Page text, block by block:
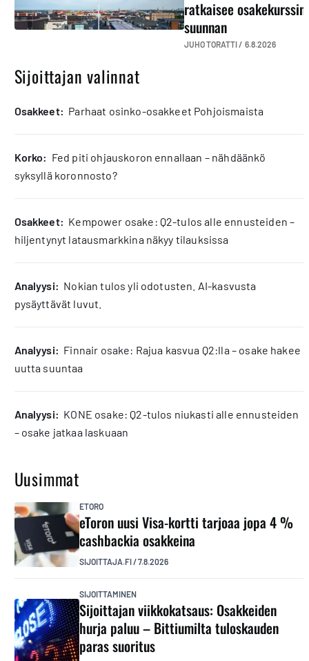
ratkaisee osakekurssin
suunnan
JUHO TORATTI / 6.8.2026
Sijoittajan valinnat
osakkeet: Parhaat osinko-osakkeet Pohjoismaista
korko: Fed piti ohjauskoron ennallaan – nähdäänkö
syksyllä koronnosto?
osakkeet: Kempower osake: Q2-tulos alle ennusteiden –
hiljentynyt latausmarkkina näkyy tilauksissa
analyysi: Nokian tulos yli odotusten. AI-kasvusta
pysäyttävät luvut.
analyysi: Finnair osake: Rajua kasvua Q2:lla – osake hakee
uutta suuntaa
analyysi: KONE osake: Q2-tulos niukasti alle ennusteiden
– osake jatkaa laskuaan
Uusimmat
ETORO
eToron uusi Visa-kortti tarjoaa jopa 4 %
cashbackia osakkeina
SIJOITTAJA.FI/7.8.2026
SIJOITTAMINEN
Sijoittajan viikkokatsaus: Osakkeiden
hurja paluu – Bittiumilta tuloskauden
paras suoritus